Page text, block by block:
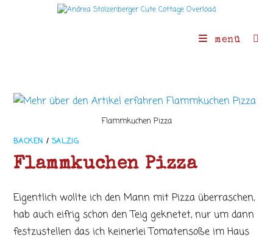
menü
Flammkuchen Pizza
BACKEN / SALZIG
Flammkuchen Pizza
Eigentlich wollte ich den Mann mit Pizza überraschen,
hab auch eifrig schon den Teig geknetet, nur um dann
festzustellen das ich keinerlei Tomatensoße im Haus